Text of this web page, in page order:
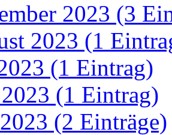
2023 (3
2023 (1
(1 Eintrag)
(1 Eintrag)
(2 Einträge)